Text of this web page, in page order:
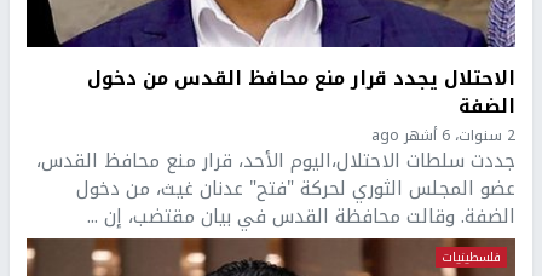
الاحتلال يجدد قرار منع محافظ القدس من دخول
الضفة
2 سنوات، 6 أشهر ago
جددت سلطات الاحتلال،اليوم الأحد، قرار منع محافظ القدس،
عضو المجلس الثوري لحركة "فتح" عدنان غيث، من دخول
الضفة. وقالت محافظة القدس في بيان مقتضب، إن ...
فلسطينيات